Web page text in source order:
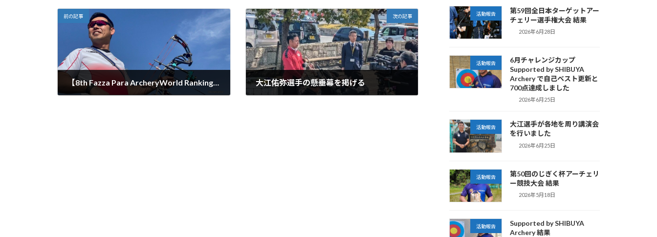
前の記事
【8th Fazza Para ArcheryWorld Ranking Event】 結果
次の記事
大江佑弥選手の懸垂幕を掲げる
活動報告
第59回全日本ターゲットアー
チェリー選手権大会 結果
2026年6月28日
活動報告
6月チャレンジカップ
Supported by SHIBUYA
Archery で自己ベスト更新と
700点達成しました
2026年6月25日
活動報告
大江選手が各地を周り講演会
を行いました
2026年6月25日
活動報告
第50回のじぎく杯アーチェリ
ー競技大会 結果
2026年5月18日
活動報告
Supported by SHIBUYA
Archery 結果